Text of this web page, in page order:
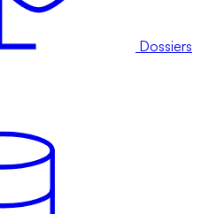
Dossiers